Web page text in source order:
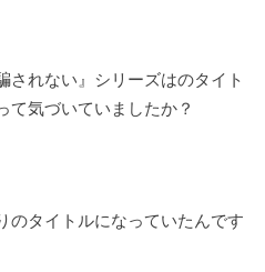
されない』シリーズはのタイト
て気づいていましたか？
のタイトルになっていたんです